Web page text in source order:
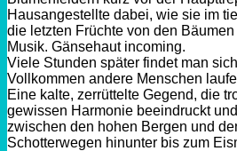
Hausangestellte dabei, wie sie im
die letzten Früchte von den
Musik. Gänsehaut incoming.
Viele Stunden später findet man
Vollkommen andere Menschen
Eine kalte, zerrüttelte Gegend, die
gewissen Harmonie beeindruckt
zwischen den hohen Bergen und
Schotterwegen hinunter bis zum